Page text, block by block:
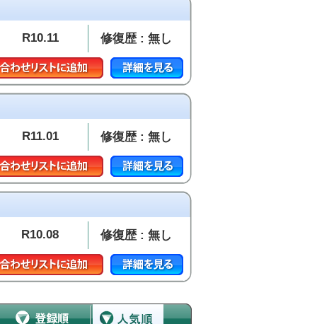
R10.11 修復歴 : 無し
R11.01 修復歴 : 無し
R10.08 修復歴 : 無し